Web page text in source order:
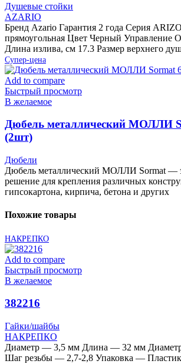
Душевые стойки
AZARIO
Бренд Azario Гарантия 2 года Серия
прямоугольная Цвет Черный Управление
Длина излива, см 17.3 Размер верхнего
Супер-цена
Add to compare
Быстрый просмотр
В желаемое
Дюбель металлический МОЛЛИ
(2шт)
Дюбели
Дюбель металлический МОЛЛИ Sormat —
решение для крепления различных
гипсокартона, кирпича, бетона и других
Похожие товары
НАКРЕПКО
Add to compare
Быстрый просмотр
В желаемое
382216
Гайки/шайбы
НАКРЕПКО
Диаметр — 3,5 мм Длина — 32 мм
Шаг резьбы — 2,7-2,8 Упаковка —